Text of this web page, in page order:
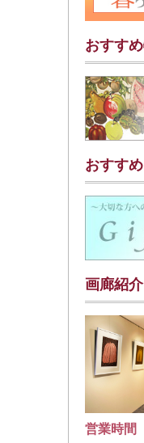
おすす
おすす
画廊紹介
営業時間